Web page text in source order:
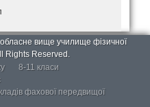
вище училище фізичної
Rights Reserved.
8-11 класи
фахової передвищої